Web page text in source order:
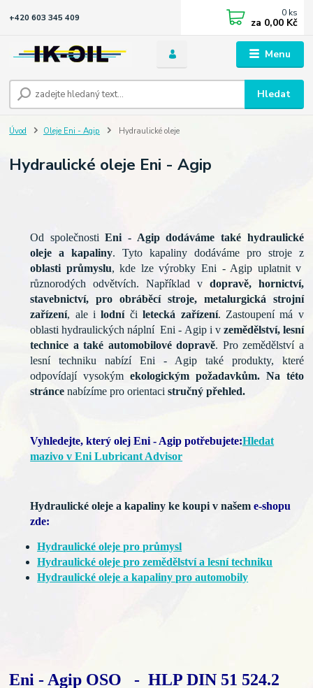
Menu
Hledat
+420 603 345 409 0 ks
za 0,00 Kč
Úvod Oleje Eni - Agip Hydraulické oleje
Hydraulické oleje Eni - Agip
Od společnostiEni - Agip dodáváme také hydraulické
oleje a kapaliny. Tyto kapaliny dodáváme pro stroje z
oblasti průmyslu, kde lze výrobky Eni - Agip uplatnit v
různorodých odvětvích. Například v dopravě, hornictví,
stavebnictví, pro obráběcí stroje, metalurgická strojní
zařízení, ale ilodníčiletecká zařízení. Zastoupení má v
oblasti hydraulických náplní Eni - Agip i v zemědělství, lesní
technice a také automobilové dopravě. Pro zemědělství a
lesní techniku nabízí Eni - Agip také produkty, které
odpovídají vysokým ekologickým požadavkům. Na této
stránce nabízíme pro orientacistručný přehled.
Vyhledejte, který olej Eni - Agip potřebujete:Hledat
mazivo v Eni Lubricant Advisor
Hydraulické oleje a kapaliny ke koupi v našeme-shopu
zde:
Hydraulické oleje pro průmysl
Hydraulické oleje pro zemědělství a lesní techniku
Hydraulické oleje a kapaliny pro automobily
Eni - Agip OSO - HLP DIN 51 524.2